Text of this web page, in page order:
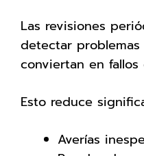
Las revisiones
detectar
conviertan en fallos
Esto reduce
Averías